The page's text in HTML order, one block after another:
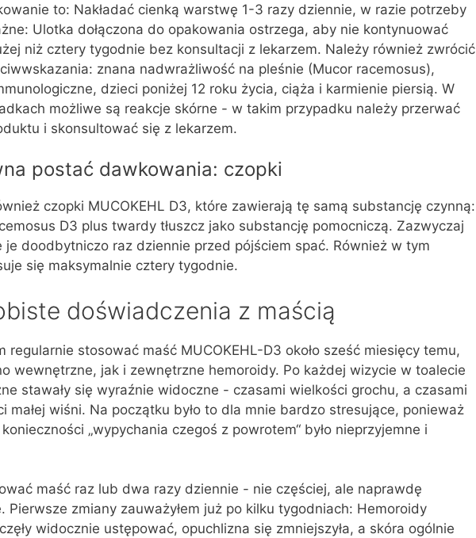
to: Nakładać cienką warstwę 1-3 razy dziennie, w razie potrzeby
Ulotka dołączona do opakowania ostrzega, aby nie kontynuować
niż cztery tygodnie bez konsultacji z lekarzem. Należy również zwrócić
znana nadwrażliwość na pleśnie (Mucor racemosus),
dzieci poniżej 12 roku życia, ciąża i karmienie piersią. W
możliwe są reakcje skórne - w takim przypadku należy przerwać
i skonsultować się z lekarzem.
postać dawkowania: czopki
czopki MUCOKEHL D3, które zawierają tę samą substancję czynną:
D3 plus twardy tłuszcz jako substancję pomocniczą. Zazwyczaj
je doodbytniczo raz dziennie przed pójściem spać. Również w tym
się maksymalnie cztery tygodnie.
doświadczenia z maścią
regularnie stosować maść MUCOKEHL-D3 około sześć miesięcy temu,
wewnętrzne, jak i zewnętrzne hemoroidy. Po każdej wizycie w toalecie
stawały się wyraźnie widoczne - czasami wielkości grochu, a czasami
małej wiśni. Na początku było to dla mnie bardzo stresujące, ponieważ
konieczności „wypychania czegoś z powrotem“ było nieprzyjemne i
maść raz lub dwa razy dziennie - nie częściej, ale naprawdę
Pierwsze zmiany zauważyłem już po kilku tygodniach: Hemoroidy
widocznie ustępować, opuchlizna się zmniejszyła, a skóra ogólnie